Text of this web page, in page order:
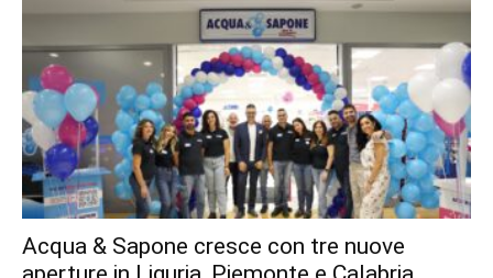
Acqua & Sapone cresce con tre nuove